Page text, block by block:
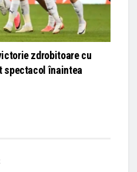
zdrobitoare cu
spectacol înaintea